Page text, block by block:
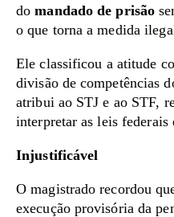
domandado de prisão
o que torna a medida
Ele classificou a atitude
divisão de competências
atribui ao STJ e ao STF,
interpretar as leis federais
Injustificável
O magistrado recordou
execução provisória da